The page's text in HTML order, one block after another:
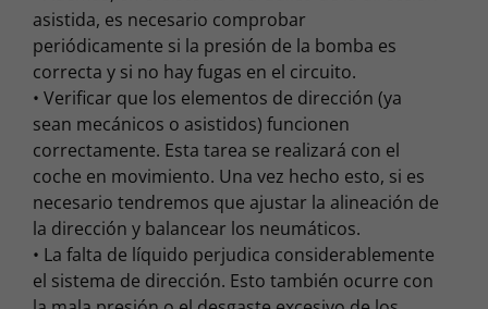
asistida, es necesario comprobar
periódicamente si la presión de la bomba es
correcta y si no hay fugas en el circuito.
• Verificar que los elementos de dirección (ya
sean mecánicos o asistidos) funcionen
correctamente. Esta tarea se realizará con el
coche en movimiento. Una vez hecho esto, si es
necesario tendremos que ajustar la alineación de
la dirección y balancear los neumáticos.
• La falta de líquido perjudica considerablemente
el sistema de dirección. Esto también ocurre con